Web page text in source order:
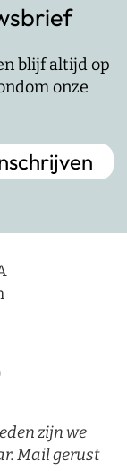
blijf altijd op
onze
zijn we
Mail gerust